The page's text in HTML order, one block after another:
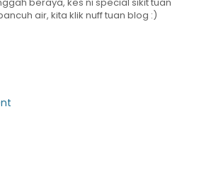
beraya, kes ni special sikit tuan
air, kita klik nuff tuan blog :)